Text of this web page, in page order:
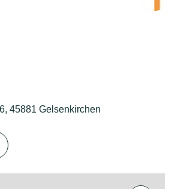
45881 Gelsenkirchen